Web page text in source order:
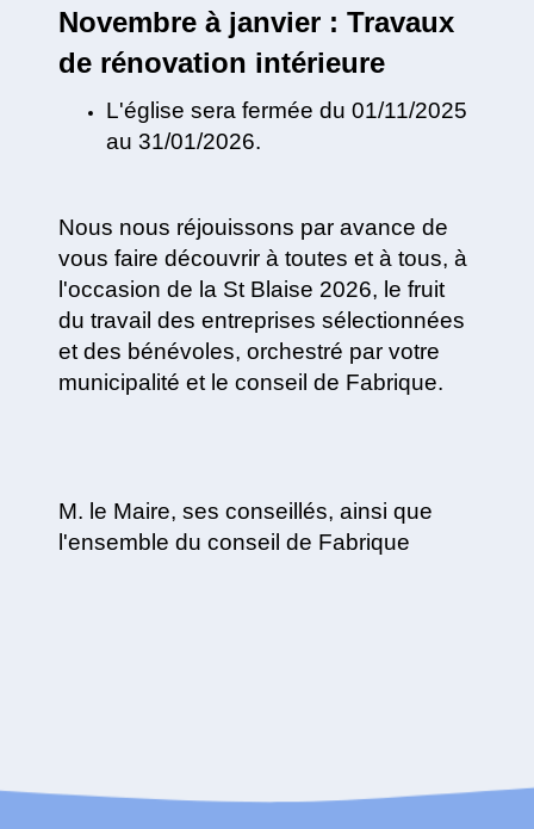
Novembre à janvier : Travaux
de rénovation intérieure
L'église sera fermée du 01/11/2025
au 31/01/2026.
Nous nous réjouissons par avance de
vous faire découvrir à toutes et à tous, à
l'occasion de la St Blaise 2026, le fruit
du travail des entreprises sélectionnées
et des bénévoles, orchestré par votre
municipalité et le conseil de Fabrique.
M. le Maire, ses conseillés, ainsi que
l'ensemble du conseil de Fabrique